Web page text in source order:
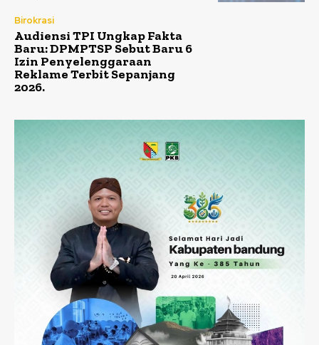
Birokrasi
Audiensi TPI Ungkap Fakta
Baru: DPMPTSP Sebut Baru 6
Izin Penyelenggaraan
Reklame Terbit Sepanjang
2026.